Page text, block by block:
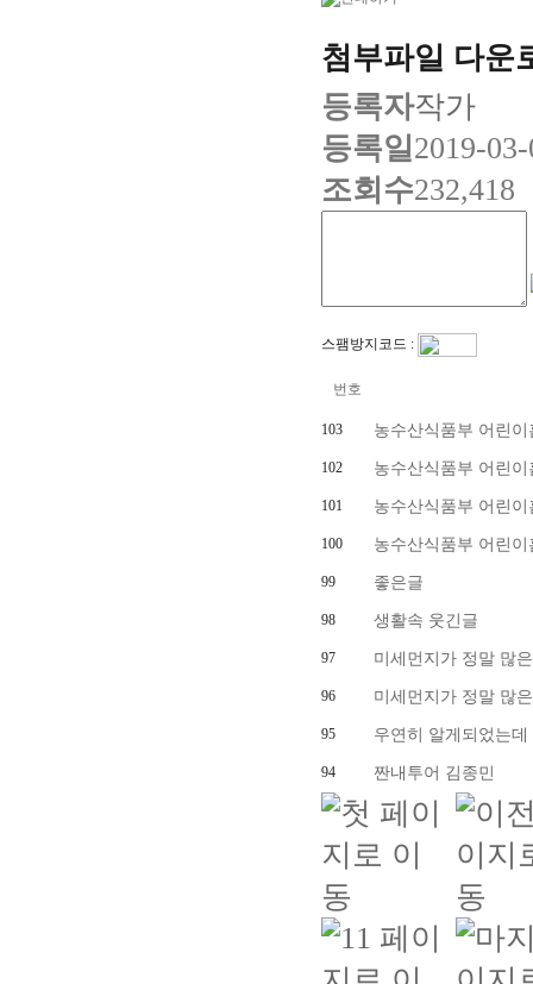
첨부파일 다운
등록자작가
등록일2019-
조회수232,418
스팸방지코드 :
번호
103 농수산식품부 어린
102 농수산식품부 어린
101 농수산식품부 어린
100 농수산식품부 어린
99 좋은글
98 생활속 웃긴글
97 미세먼지가 정말 많
96 미세먼지가 정말 많
95 우연히 알게되었는데
94 짠내투어 김종민